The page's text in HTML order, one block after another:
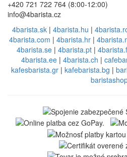
+420 721 722 764 (8:00-12:00)
info@4barista.cz
4barista.sk| 4barista.hu |
4barista.com | 4barista.hr|
4barista.se | 4barista.pt |
4barista.ee| 4barista.ch |
kafesbarista.gr| kafebarista.bg |